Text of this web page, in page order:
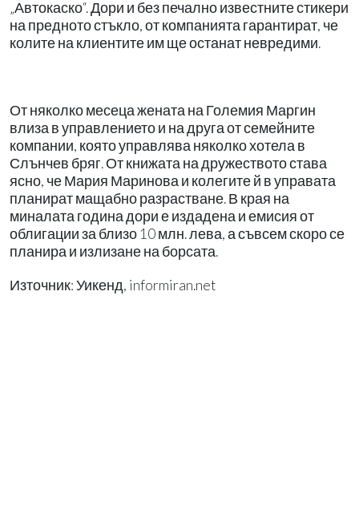
„Автокаско“. Дори и без печално известните стикери
на предното стъкло, от компанията гарантират, че
колите на клиентите им ще останат невредими.
От няколко месеца жената на Големия Маргин
влиза в управлението и на друга от семейните
компании, която управлява няколко хотела в
Слънчев бряг. От книжата на дружеството става
ясно, че Мария Маринова и колегите й в управата
планират мащабно разрастване. В края на
миналата година дори е издадена и емисия от
облигации за близо 10 млн. лева, а съвсем скоро се
планира и излизане на борсата.
Източник: Уикенд, informiran.net